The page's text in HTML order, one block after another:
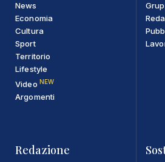
News
Economia
Cultura
Sport
Territorio
Lifestyle
Video NEW
Argomenti
Redazione